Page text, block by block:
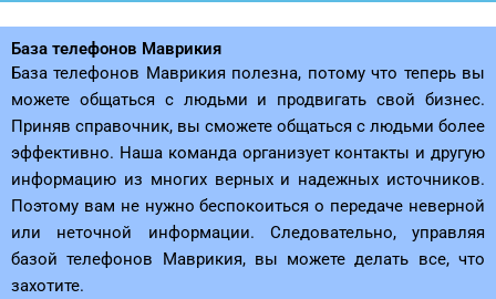
База телефонов Маврикия
База телефонов Маврикия полезна, потому что теперь вы
можете общаться с людьми и продвигать свой бизнес.
Приняв справочник, вы сможете общаться с людьми более
эффективно. Наша команда организует контакты и другую
информацию из многих верных и надежных источников.
Поэтому вам не нужно беспокоиться о передаче неверной
или неточной информации. Следовательно, управляя
базой телефонов Маврикия, вы можете делать все, что
захотите.